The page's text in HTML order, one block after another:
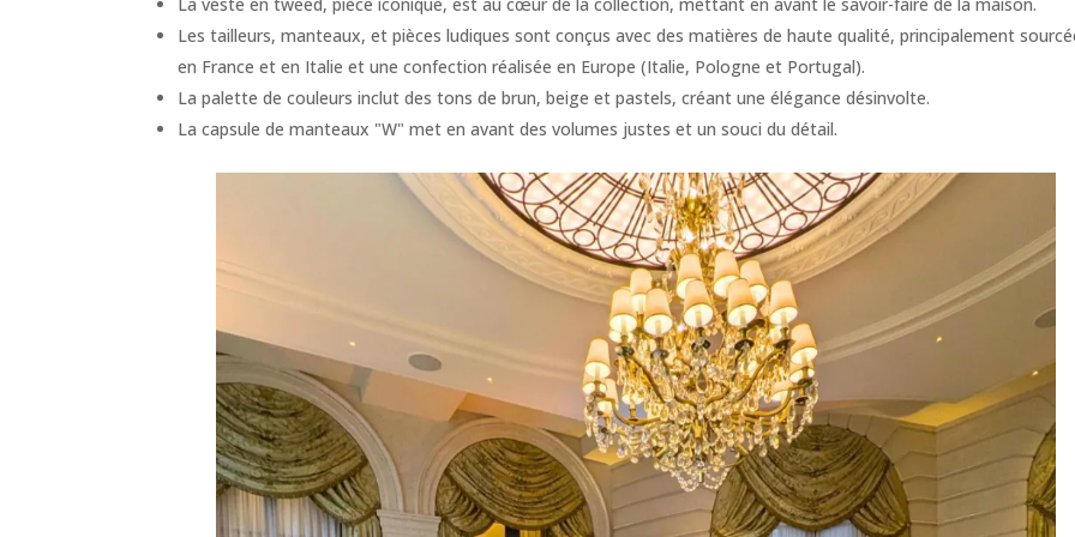
Les tailleurs, manteaux, et pièces ludiques sont conçus avec des matières de haute qualité, principalement
en France et en Italie et une confection réalisée en Europe (Italie, Pologne et Portugal).
La palette de couleurs inclut des tons de brun, beige et pastels, créant une élégance désinvolte. ​
La capsule de manteaux "W" met en avant des volumes justes et un souci du détail.